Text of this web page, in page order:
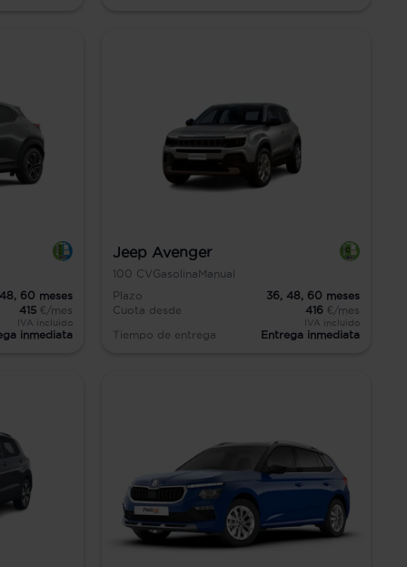
48, 60 meses
415 €/mes
IVA incluido
inmediata
Jeep Avenger
100 CVGasolinaManual
Plazo
36, 48, 60 meses
Cuota desde
416 €/mes
IVA incluido
Tiempo de entrega Entrega inmediata